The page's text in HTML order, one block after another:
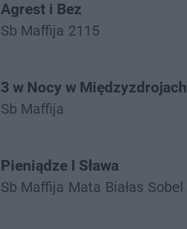
Agrest i Bez
Sb Maffija 2115
3 w Nocy w Międzyzdrojach
Sb Maffija
Pieniądze I Sława
Sb Maffija Mata Białas Sobel